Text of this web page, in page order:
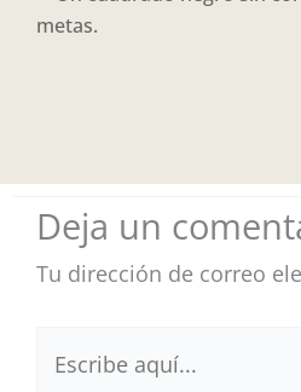
Deja un
Tu dirección de correo